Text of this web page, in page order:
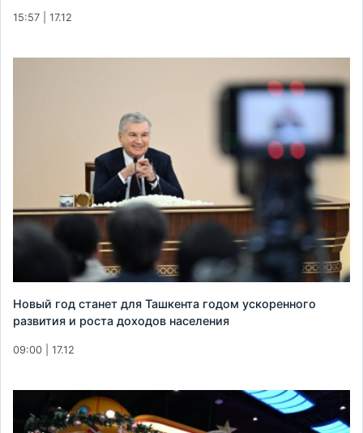
15:57 | 17.12
Новый год станет для Ташкента годом ускоренного
развития и роста доходов населения
09:00 | 17.12